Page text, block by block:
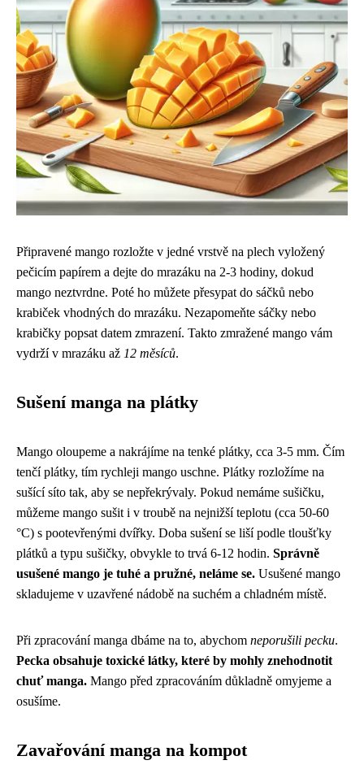
Připravené mango rozložte v jedné vrstvě na plech vyložený
pečicím papírem a dejte do mrazáku na 2-3 hodiny, dokud
mango neztvrdne. Poté ho můžete přesypat do sáčků nebo
krabiček vhodných do mrazáku. Nezapomeňte sáčky nebo
krabičky popsat datem zmrazení. Takto zmražené mango vám
vydrží v mrazáku až 12 měsíců.
Sušení manga na plátky
Mango oloupeme a nakrájíme na tenké plátky, cca 3-5 mm. Čím
tenčí plátky, tím rychleji mango uschne. Plátky rozložíme na
sušící síto tak, aby se nepřekrývaly. Pokud nemáme sušičku,
můžeme mango sušit i v troubě na nejnižší teplotu (cca 50-60
°C) s pootevřenými dvířky. Doba sušení se liší podle tloušťky
plátků a typu sušičky, obvykle to trvá 6-12 hodin. Správně
usušené mango je tuhé a pružné, neláme se. Usušené mango
skladujeme v uzavřené nádobě na suchém a chladném místě.
Při zpracování manga dbáme na to, abychom neporušili pecku.
Pecka obsahuje toxické látky, které by mohly znehodnotit
chuť manga. Mango před zpracováním důkladně omyjeme a
osušíme.
Zavařování manga na kompot